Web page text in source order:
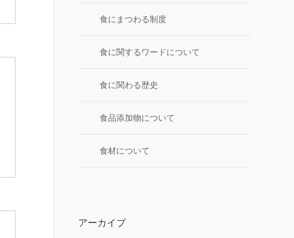
食にまつわる制度
食に関するワードについて
食に関わる歴史
食品添加物について
食材について
アーカイブ